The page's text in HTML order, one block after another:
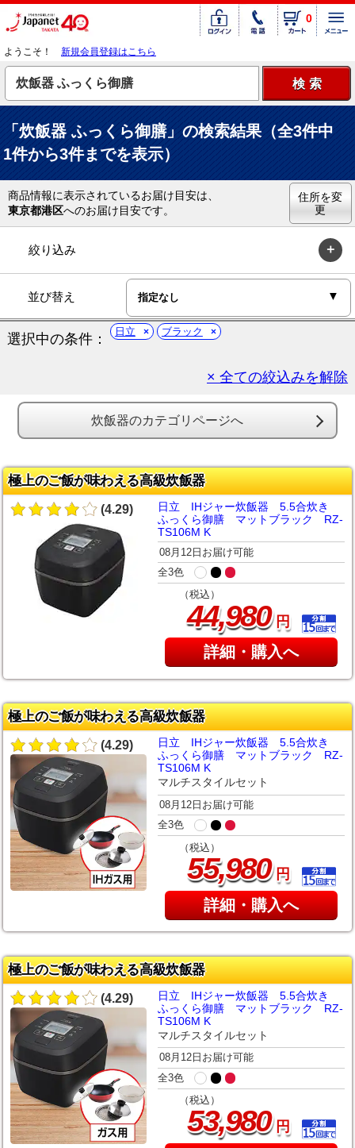
0
ようこそ！ 新規会員登録はこちら
「炊飯器 ふっくら御膳」の検索結果（全3件中
1件から3件までを表示）
商品情報に表示されているお届け目安は、
東京都港区へのお届け目安です。
住所を変
更
絞り込み
並び替え
選択中の条件： 日立 ブラック
× 全ての絞込みを解除
炊飯器のカテゴリページへ
極上のご飯が味わえる高級炊飯器
(4.29)
日立 IHジャー炊飯器 5.5合炊き
ふっくら御膳 マットブラック RZ-
TS106M K
08月12日お届け可能
全3色
（税込）
44,980円
詳細・購入へ
極上のご飯が味わえる高級炊飯器
(4.29)
日立 IHジャー炊飯器 5.5合炊き
ふっくら御膳 マットブラック RZ-
TS106M K
マルチスタイルセット
08月12日お届け可能
全3色
（税込）
55,980円
詳細・購入へ
極上のご飯が味わえる高級炊飯器
(4.29)
日立 IHジャー炊飯器 5.5合炊き
ふっくら御膳 マットブラック RZ-
TS106M K
マルチスタイルセット
08月12日お届け可能
全3色
（税込）
53,980円